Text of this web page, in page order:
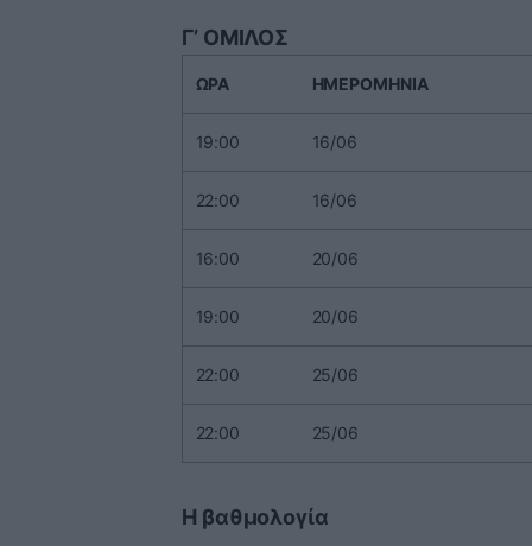
Γ’ ΟΜΙΛΟΣ
ΩΡΑ ΗΜΕΡΟΜΗΝΙΑ
19:00 16/06
22:00 16/06
16:00 20/06
19:00 20/06
22:00 25/06
22:00 25/06
Η βαθμολογία